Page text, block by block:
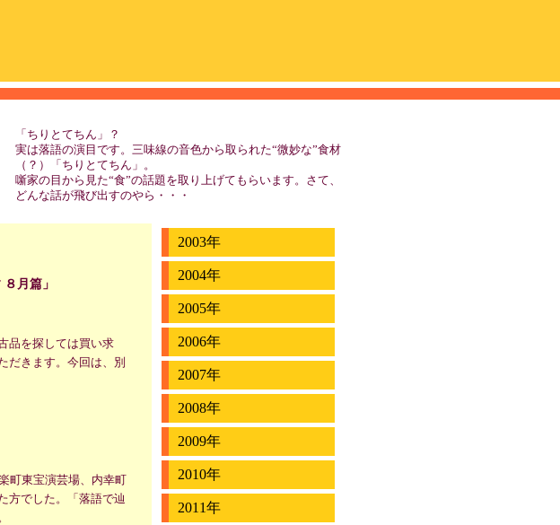
「ちりとてちん」？
実は落語の演目です。三味線の音色から取られた“微妙な”食材
（？）「ちりとてちん」。
噺家の目から見た“食”の話題を取り上げてもらいます。さて、
どんな話が飛び出すのやら・・・
月篇」
品を探しては買い求
だきます。今回は、別
町東宝演芸場、内幸町
方でした。「落語で辿
2003年
2004年
2005年
2006年
2007年
2008年
2009年
2010年
2011年